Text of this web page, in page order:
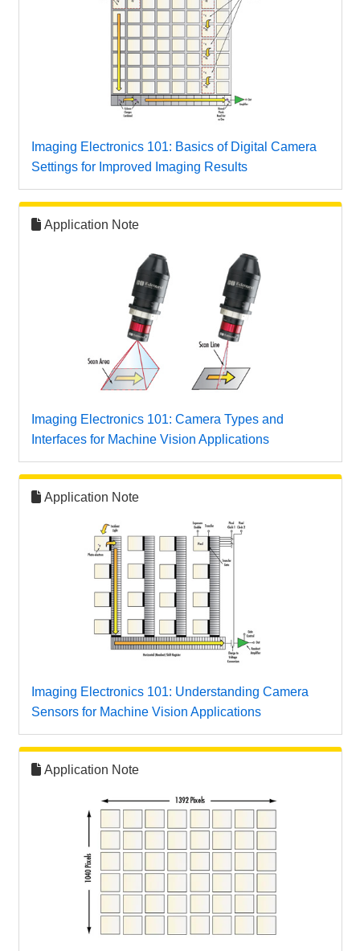
Imaging Electronics 101: Basics of Digital Camera
Settings for Improved Imaging Results
Application Note
Imaging Electronics 101: Camera Types and
Interfaces for Machine Vision Applications
Application Note
Imaging Electronics 101: Understanding Camera
Sensors for Machine Vision Applications
Application Note